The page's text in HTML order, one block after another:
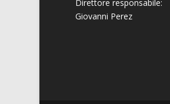
Direttore responsabile:
Giovanni Perez